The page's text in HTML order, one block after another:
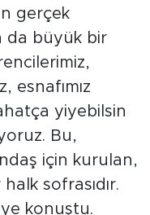
gerçek
da büyük bir
esnafımız
yiyebilsin
Bu,
için kurulan,
sofrasıdır.
konuştu.